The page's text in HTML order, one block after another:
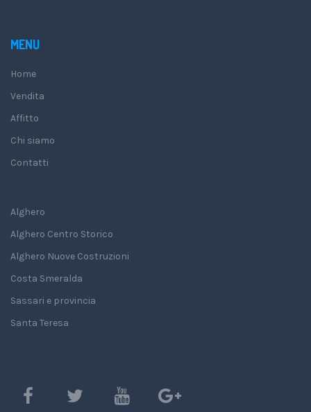
MENU
Home
Vendita
Affitto
Chi siamo
Contatti
Alghero
Alghero Centro Storico
Alghero Nuove Costruzioni
Costa Smeralda
Sassari e provincia
Santa Teresa